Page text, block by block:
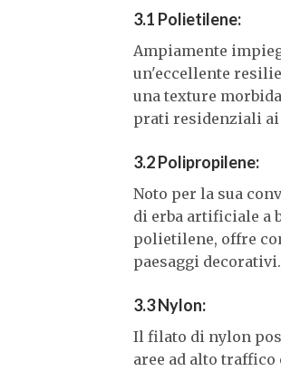
3.1 Polietilene:
Ampiamente
un'eccellente
una texture
prati residenziali
3.2 Polipropilene:
Noto per la sua
di erba artificiale a
polietilene, offre
paesaggi decorativi.
3.3 Nylon:
Il filato di nylon
aree ad alto traffico